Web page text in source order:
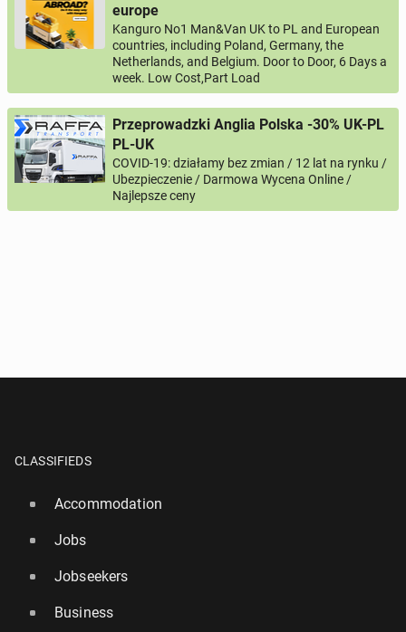
europe
Kanguro No1 Man&Van UK to PL and European
countries, including Poland, Germany, the
Netherlands, and Belgium. Door to Door, 6 Days a
week. Low Cost,Part Load
Przeprowadzki Anglia Polska -30% UK-PL
PL-UK
COVID-19: działamy bez zmian / 12 lat na rynku /
Ubezpieczenie / Darmowa Wycena Online /
Najlepsze ceny
CLASSIFIEDS
Accommodation
Jobs
Jobseekers
Business